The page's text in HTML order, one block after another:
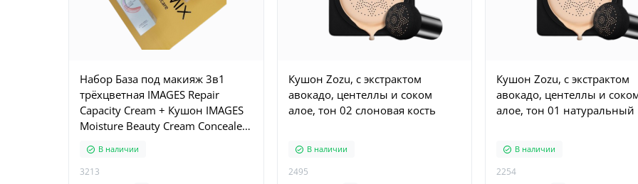
Набор База под макияж 3в1
трёхцветная IMAGES Repair
Capacity Cream + Кушон IMAGES
Moisture Beauty Cream Concealer,
В наличии
3213
Кушон Zozu, с экстрактом
авокадо, центеллы и соком
алое, тон 02 слоновая кость
В наличии
2495
Кушон Zozu, с экстрактом
авокадо, центеллы и
алое, тон 01 натуральный
В наличии
2254